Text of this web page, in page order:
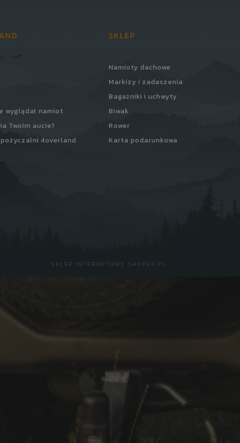
wyglądał namiot
Twoim aucie?
4overland
SKLEP
Namioty dachowe
Markizy i zadaszenia
Bagażniki i uchwyty
Biwak
Rower
Karta podarunkowa
SKLEP INTERNETOWY SHOPER.PL